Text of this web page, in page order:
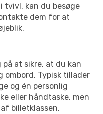
tvivl, kan du besøge
dem for at
at sikre, at du kan
Typisk tillader
og én personlig
eller håndtaske, men
billetklassen.